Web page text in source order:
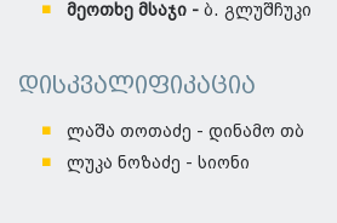
მეოთხე მსაჯი - ბ. გლუშჩუკი
დისკვალიფიკაცია
ლაშა თოთაძე - დინამო თბ
ლუკა ნოზაძე - სიონი